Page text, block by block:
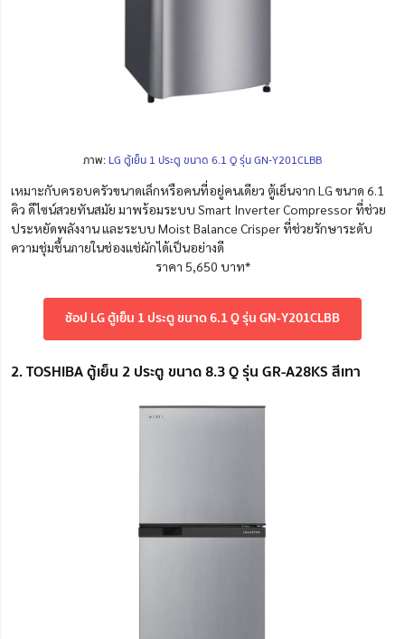
ภาพ: LG ตู้เย็น 1 ประตู ขนาด 6.1 Q รุ่น GN-Y201CLBB
เหมาะกับครอบครัวขนาดเล็กหรือคนที่อยู่คนเดียว ตู้เย็นจาก LG ขนาด 6.1
คิว ดีไซน์สวยทันสมัย มาพร้อมระบบ Smart Inverter Compressor ที่ช่วย
ประหยัดพลังงาน และระบบ Moist Balance Crisper ที่ช่วยรักษาระดับ
ความชุ่มชื้นภายในช่องแช่ผักได้เป็นอย่างดี
ราคา 5,650 บาท*
ช้อป LG ตู้เย็น 1 ประตู ขนาด 6.1 Q รุ่น GN-Y201CLBB
2. TOSHIBA ตู้เย็น 2 ประตู ขนาด 8.3 Q รุ่น GR-A28KS สีเทา